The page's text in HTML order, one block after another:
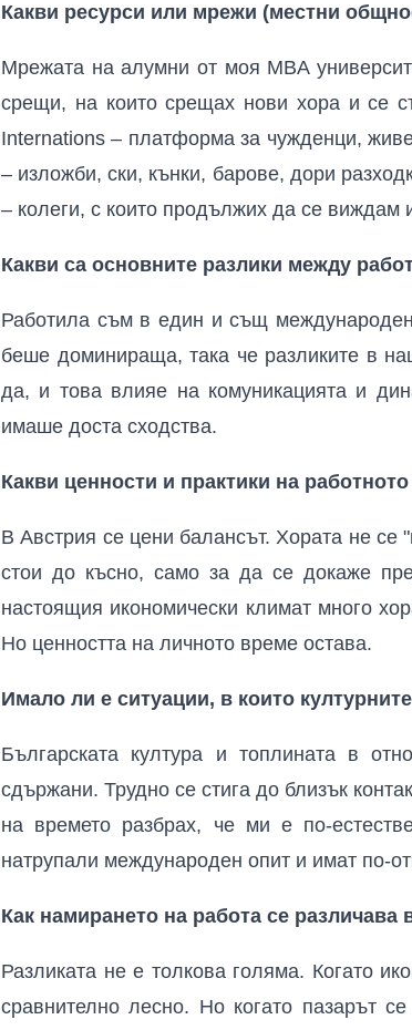
Какви ресурси или мрежи (местни
Мрежата на алумни от моя MBA
срещи, на които срещах нови хора и се
Internations – платформа за чужденци,
– изложби, ски, кънки, барове, дори
– колеги, с които продължих да се виждам
Какви са основните разлики между
Работила съм в един и същ
беше доминираща, така че разликите в
да, и това влияе на комуникацията и
имаше доста сходства.
Какви ценности и практики на
В Австрия се цени балансът. Хората не се
стои до късно, само за да се докаже
настоящия икономически климат много
Но ценността на личното време остава.
Имало ли е ситуации, в които
Българската култура и топлината в
сдържани. Трудно се стига до близък
на времето разбрах, че ми е по-
натрупали международен опит и имат по-
Как намирането на работа се
Разликата не е толкова голяма. Когато
сравнително лесно. Но когато пазарът